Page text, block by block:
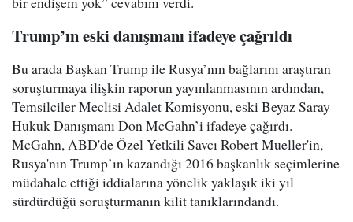
Trump’ın eski danışmanı ifadeye çağrıldı
Bu arada Başkan Trump ile Rusya’nın bağlarını araştıran
soruşturmaya ilişkin raporun yayınlanmasının ardından,
Temsilciler Meclisi Adalet Komisyonu, eski Beyaz Saray
Hukuk Danışmanı Don McGahn’i ifadeye çağırdı.
McGahn, ABD'de Özel Yetkili Savcı Robert Mueller'in,
Rusya'nın Trump’ın kazandığı 2016 başkanlık seçimlerine
müdahale ettiği iddialarına yönelik yaklaşık iki yıl
sürdürdüğü soruşturmanın kilit tanıklarındandı.